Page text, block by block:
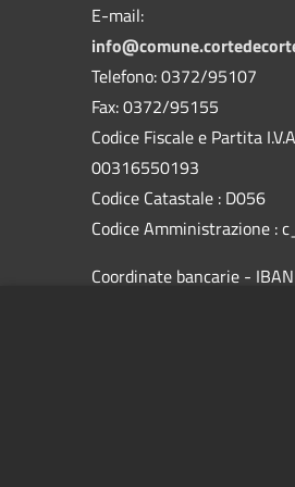
E-mail:
Telefono: 0372/95107
Fax: 0372/95155
Codice Fiscale e Partita
00316550193
Codice Catastale : D056
Codice Amministrazione :
Coordinate bancarie -